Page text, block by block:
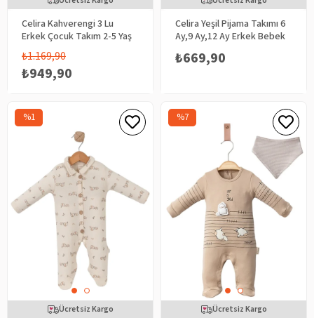
Celira Kahverengi 3 Lu
Erkek Çocuk Takım 2-5 Yaş
₺949,90
₺1.169,90
Celira Yeşil Pijama Takımı 6
Ay,9 Ay,12 Ay Erkek Bebek
₺669,90
%1
Ücretsiz Kargo
%7
Ücretsiz Kargo